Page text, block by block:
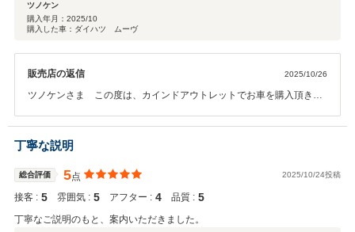
ツノケン
購入年月： 2025/10
購入した車：ダイハツ ムーヴ
販売店の返信 2025/10/26
ツノケンさま この度は、カインドアウトレットでお車を購入頂き誠
変嬉しく思います。オイル交換やメンテナンスなどのお車のことで何
か御座いましたらお気軽にご連絡下さい。今後とも末永いお付き合い
の程宜しくお願い致します。
丁寧な説明
総合評価 5点 2025/10/24投稿
接客 : 5 雰囲気 : 5 アフター : 4 品質 : 5
丁寧なご説明のもと、案内いただきました。